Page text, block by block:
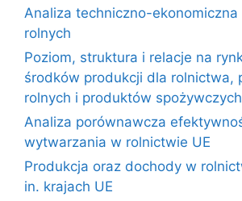
Analiza techniczno-
rolnych
Poziom, struktura i relacje na
środków produkcji dla rolnictwa,
rolnych i produktów spożywczych
Analiza porównawcza
wytwarzania w rolnictwie UE
Produkcja oraz dochody w
in. krajach UE